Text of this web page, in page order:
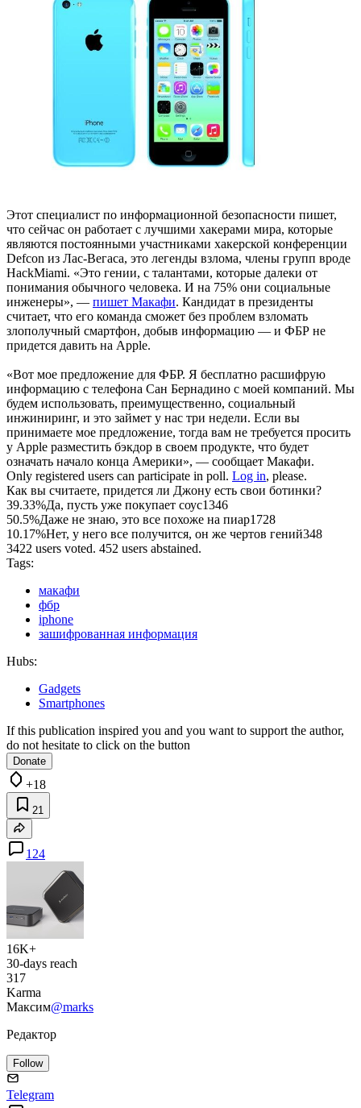
Этот специалист по информационной безопасности пишет,
что сейчас он работает с лучшими хакерами мира, которые
являются постоянными участниками хакерской конференции
Defcon из Лас-Вегаса, это легенды взлома, члены групп вроде
HackMiami. «Это гении, с талантами, которые далеки от
понимания обычного человека. И на 75% они социальные
инженеры», — пишет Макафи. Кандидат в президенты
считает, что его команда сможет без проблем взломать
злополучный смартфон, добыв информацию — и ФБР не
придется давить на Apple.
«Вот мое предложение для ФБР. Я бесплатно расшифрую
информацию с телефона Сан Бернадино с моей компаний. Мы
будем использовать, преимущественно, социальный
инжиниринг, и это займет у нас три недели. Если вы
принимаете мое предложение, тогда вам не требуется просить
у Apple разместить бэкдор в своем продукте, что будет
означать начало конца Америки», — сообщает Макафи.
Only registered users can participate in poll. Log in, please.
Как вы считаете, придется ли Джону есть свои ботинки?
39.33%Да, пусть уже покупает соус1346
50.5%Даже не знаю, это все похоже на пиар1728
10.17%Нет, у него все получится, он же чертов гений348
3422 users voted. 452 users abstained.
Tags:
макафи
фбр
iphone
зашифрованная информация
Hubs:
Gadgets
Smartphones
If this publication inspired you and you want to support the author,
do not hesitate to click on the button
Donate
+18
21
124
16K+
30-days reach
317
Karma
Максим@marks
Редактор
Follow
Telegram